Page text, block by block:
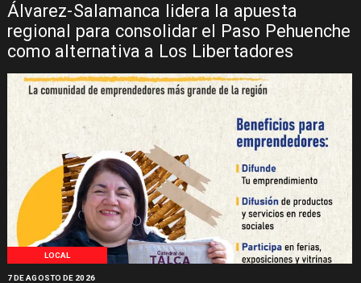
Álvarez-Salamanca lidera la apuesta
regional para consolidar el Paso Pehuenche
como alternativa a Los Libertadores
LOCAL
7 DE AGOSTO DE 2026